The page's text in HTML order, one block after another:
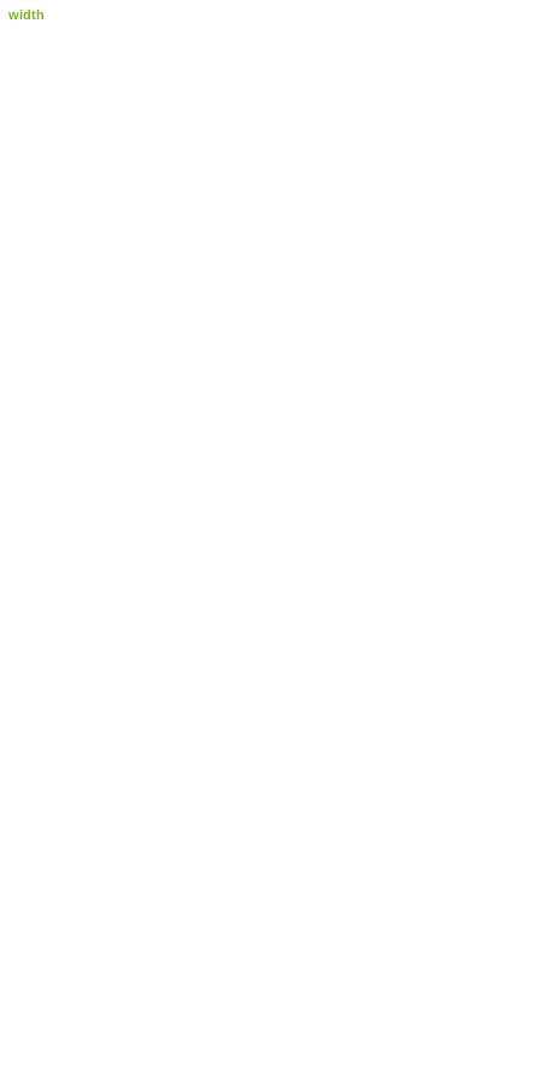
width